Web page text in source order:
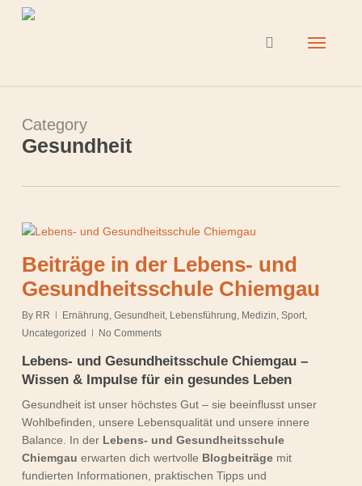
searchMenu
Category
Gesundheit
Beiträge in der Lebens- und
Gesundheitsschule Chiemgau
By RR Ernährung, Gesundheit, Lebensführung, Medizin, Sport,
Uncategorized
No Comments
Lebens- und Gesundheitsschule Chiemgau –
Wissen & Impulse für ein gesundes Leben
Gesundheit ist unser höchstes Gut – sie beeinflusst unser
Wohlbefinden, unsere Lebensqualität und unsere innere
Balance. In der Lebens- und Gesundheitsschule
Chiemgau erwarten dich wertvolle Blogbeiträgemit
fundierten Informationen, praktischen Tipps und